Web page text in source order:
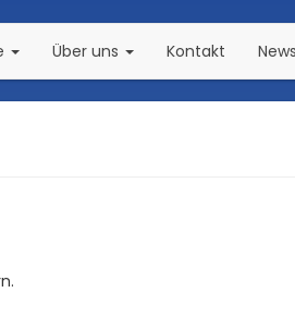
Über uns (current)Kontakt News